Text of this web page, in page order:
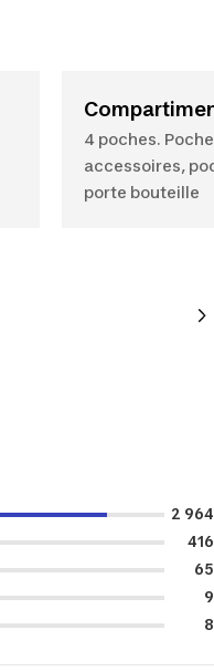
4 poches.
accessoires,
porte bouteille
2 964
416
65
9
8